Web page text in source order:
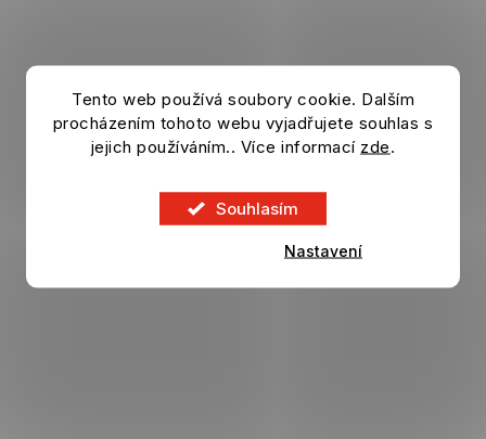
Tento web používá soubory cookie. Dalším
procházením tohoto webu vyjadřujete souhlas s
jejich používáním.. Více informací zde.
Souhlasím
Nastavení